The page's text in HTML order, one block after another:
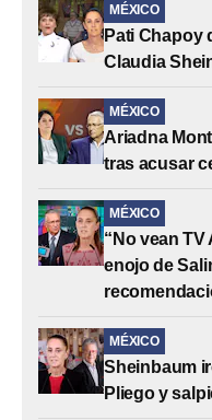
MÉXICO
Pati Chapoy
Claudia
MÉXICO
Ariadna
tras acusar
MÉXICO
“No vean
enojo de
MÉXICO
Sheinbaum
Pliego y